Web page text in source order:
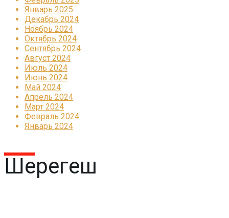
Январь 2025
Декабрь 2024
Ноябрь 2024
Октябрь 2024
Сентябрь 2024
Август 2024
Июль 2024
Июнь 2024
Май 2024
Апрель 2024
Март 2024
Февраль 2024
Январь 2024
Шерегеш